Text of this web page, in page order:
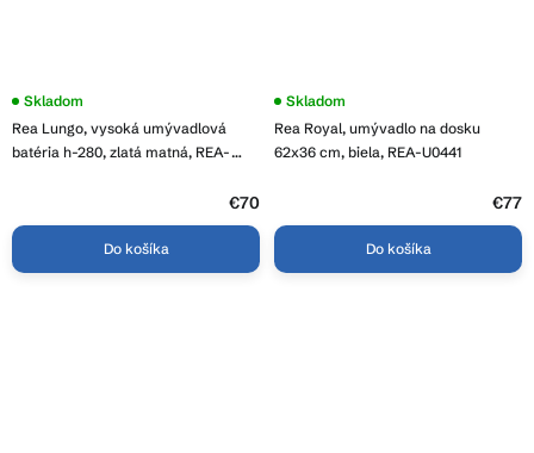
Rea Lungo, vysoká umývadlová
batéria h-280, zlatá matná, REA-
Priemerné
produktu
je
Skladom
€70
Do košíka
Rea Royal, umývadlo na dosku
62x36 cm, biela, REA-U0441
Priemerné
produktu
je
Skladom
€77
Do košíka